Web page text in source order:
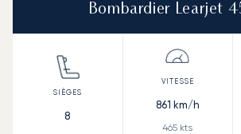
Bombardier Learjet
8
861 km/h
465 kts